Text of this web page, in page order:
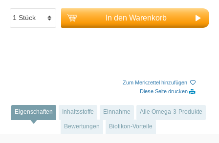
In den Warenkorb
Zum Merkzettel hinzufügen
Diese Seite drucken
Eigenschaften Inhaltsstoffe Einnahme Alle Omega-3-Produkte
Bewertungen Biotikon-Vorteile